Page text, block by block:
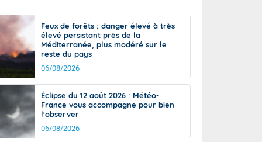
de
Phénomènes dangereux de J+2 à J+7
Avertissement pluies intenses à l'échelle
des communes (Apic)
Bulletins Marine
d'avalanche
Météo des forêts
Vigicrues
Feux de forêts : danger élevé à très
élevé persistant près de la
Méditerranée, plus modéré sur le
reste du pays
06/08/2026
Éclipse du 12 août 2026 : Météo-
France vous accompagne pour bien
l'observer
06/08/2026